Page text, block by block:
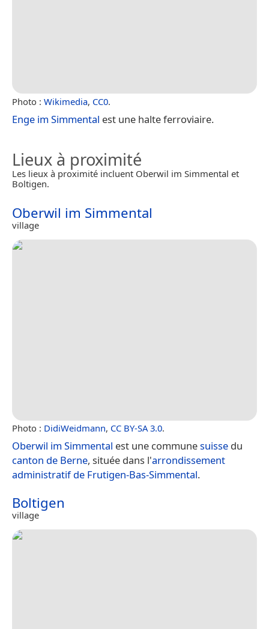
Photo : Wikimedia, CC0.
Enge im Simmental est une halte ferroviaire.
Lieux à proximité
Les lieux à proximité incluent Oberwil im Simmental et
Boltigen.
Oberwil im Simmental
village
Photo : DidiWeidmann, CC BY-SA 3.0.
Oberwil im Simmental est une communesuisse du
canton de Berne, située dans l'arrondissement
administratif de Frutigen-Bas-Simmental.
Boltigen
village